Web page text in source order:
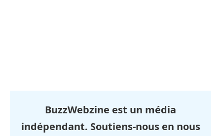
BuzzWebzine est un média
indépendant. Soutiens-nous en nous